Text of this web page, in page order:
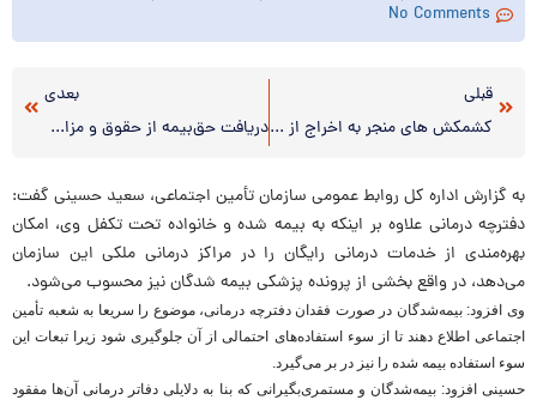
No Comments
قبلی
کشمکش های منجر به اخراج از محل کار
بعدی
دریافت حق‌بیمه از حقوق و مزایای بیمه‌شدگان براساس قانون
به گزارش اداره کل روابط عمومی سازمان تأمین اجتماعی، سعید حسینی گفت:
دفترچه درمانی علاوه بر اینکه به بیمه شده و خانواده تحت تکفل وی، امکان
بهره‌مندی از خدمات درمانی رایگان را در مراکز درمانی ملکی این سازمان
می‌دهد، در واقع بخشی از پرونده پزشکی بیمه شدگان نیز محسوب می‌شود.
وی افزود: بیمه‌شدگان در صورت فقدان دفترچه درمانی، موضوع را سریعا به شعبه تأمین
اجتماعی اطلاع دهند تا از سوء استفاده‌های احتمالی از آن جلوگیری شود زیرا تبعات این
سوء استفاده بیمه شده را نیز در بر می‌گیرد.
حسینی افزود: بیمه‌شدگان و مستمری‌بگیرانی که بنا به دلایلی دفا‌تر درمانی آن‌ها مفقود